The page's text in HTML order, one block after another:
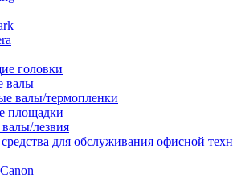
головки
валы
валы/термопленки
площадки
лезвия
для обслуживания офисной